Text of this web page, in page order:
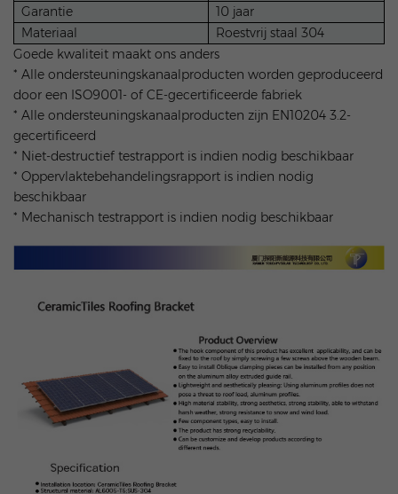
Garantie
10 jaar
Materiaal
Roestvrij staal 304
Goede kwaliteit maakt ons anders
* Alle ondersteuningskanaalproducten worden geproduceerd
door een ISO9001- of CE-gecertificeerde fabriek
* Alle ondersteuningskanaalproducten zijn EN10204 3.2-
gecertificeerd
* Niet-destructief testrapport is indien nodig beschikbaar
* Oppervlaktebehandelingsrapport is indien nodig
beschikbaar
* Mechanisch testrapport is indien nodig beschikbaar